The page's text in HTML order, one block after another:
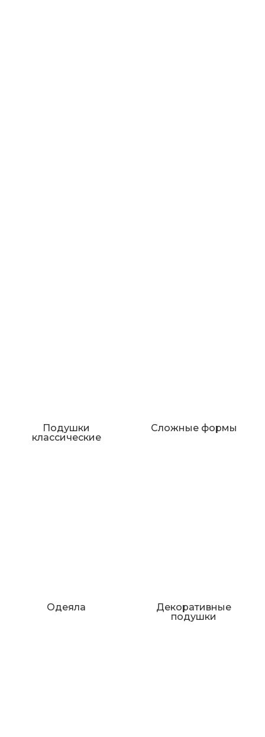
Подушки
классические
Сложные формы
Одеяла
Декоративные
подушки